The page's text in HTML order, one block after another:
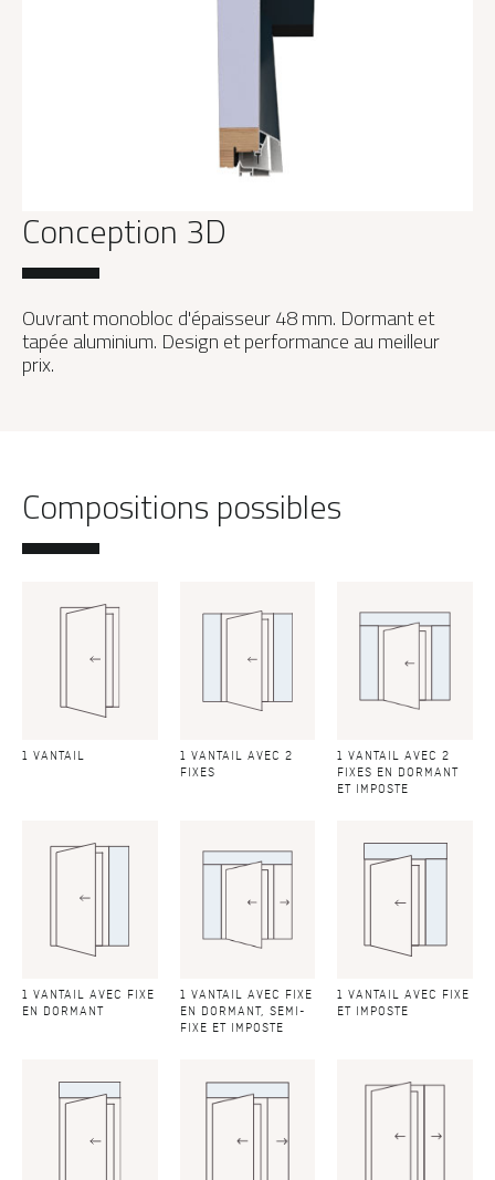
Conception 3D
Ouvrant monobloc d'épaisseur 48 mm. Dormant et
tapée aluminium. Design et performance au meilleur
prix.
Compositions possibles
1 VANTAIL
1 VANTAIL AVEC 2
FIXES
1 VANTAIL AVEC 2
FIXES EN DORMANT
ET IMPOSTE
1 VANTAIL AVEC FIXE
EN DORMANT
1 VANTAIL AVEC FIXE
EN DORMANT, SEMI-
FIXE ET IMPOSTE
1 VANTAIL AVEC FIXE
ET IMPOSTE